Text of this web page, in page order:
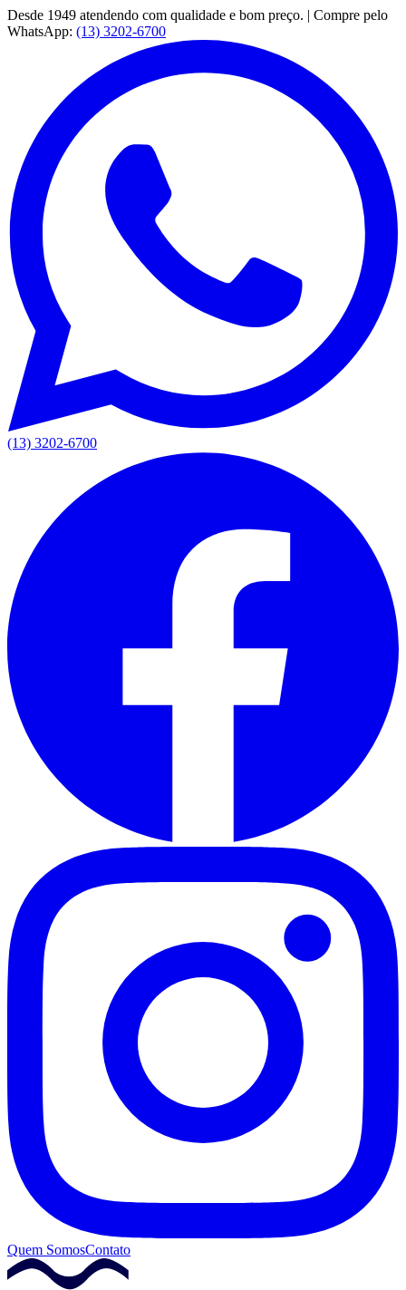
Desde 1949 atendendo com qualidade e bom preço. | Compre pelo
WhatsApp: (13) 3202-6700
(13) 3202-6700
Quem SomosContato